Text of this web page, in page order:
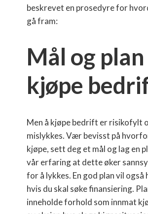
beskrevet en prosedyre for
gå fram:
Mål og plan
kjøpe
Men å kjøpe bedrift er risikofylt
mislykkes. Vær bevisst på
kjøpe, sett deg et mål og lag en
vår erfaring at dette øker
for å lykkes. En god plan vil også
hvis du skal søke finansiering.
inneholde forhold som innmat